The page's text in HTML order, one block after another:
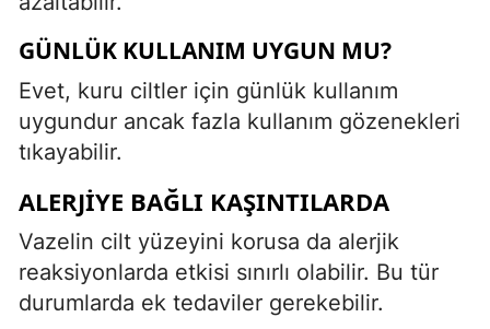
GÜNLÜK KULLANIM UYGUN MU?
Evet, kuru ciltler için günlük kullanım
uygundur ancak fazla kullanım gözenekleri
tıkayabilir.
ALERJIYE BAĞLI KAŞINTILARDA
Vazelin cilt yüzeyini korusa da alerjik
reaksiyonlarda etkisi sınırlı olabilir. Bu tür
durumlarda ek tedaviler gerekebilir.